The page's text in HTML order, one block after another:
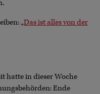
„Das ist alles von der
hatte in dieser Woche
Ende